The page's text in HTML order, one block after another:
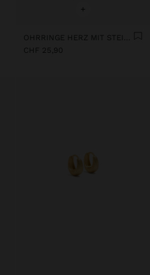
+
OHRRINGE HERZ MIT STEIN, 18K VERGOLDET
CHF 25,90